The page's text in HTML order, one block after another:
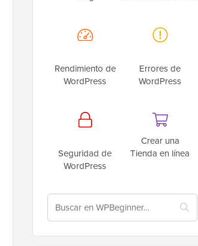
Rendimiento de
WordPress
Errores de
WordPress
Seguridad de
WordPress
Crear una
Tienda en línea